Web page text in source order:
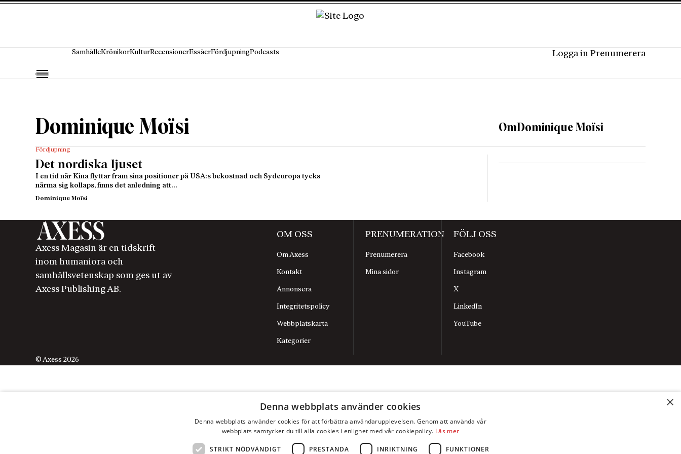
SamhälleKrönikorKulturRecensionerEssäerFördjupningPodcasts Logga in Prenumerera
Dominique Moïsi OmDominique Moïsi
Fördjupning
Det nordiska ljuset
I en tid när Kina flyttar fram sina positioner på USA:s bekostnad och Sydeuropa tycks
närma sig kollaps, finns det anledning att…
Dominique Moïsi
Axess Magasin är en tidskrift
inom humaniora och
samhällsvetenskap som ges ut av
Axess Publishing AB.
OM OSS
Om Axess
Kontakt
Annonsera
Integritetspolicy
Webbplatskarta
Kategorier
PRENUMERATION
Prenumerera
Mina sidor
FÖLJ OSS
Facebook
Instagram
X
LinkedIn
YouTube
© Axess 2026
×
Denna webbplats använder cookies
Denna webbplats använder cookies för att förbättra användarupplevelsen. Genom att använda vår
webbplats samtycker du till alla cookies i enlighet med vår cookiepolicy. Läs mer
STRIKT NÖDVÄNDIGT PRESTANDA INRIKTNING FUNKTIONER